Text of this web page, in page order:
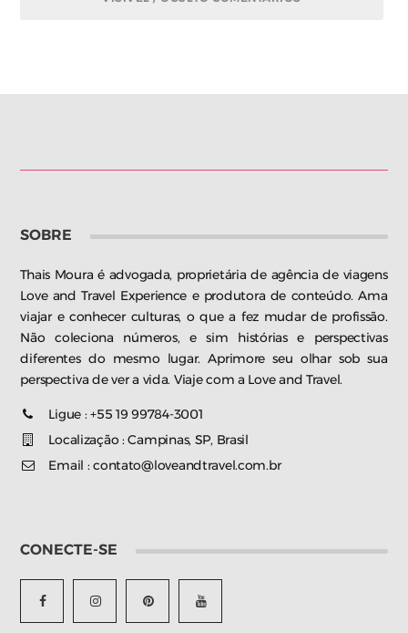
SOBRE
Thais Moura é advogada, proprietária de agência de viagens
Love and Travel Experience e produtora de conteúdo. Ama
viajar e conhecer culturas, o que a fez mudar de profissão.
Não coleciona números, e sim histórias e perspectivas
diferentes do mesmo lugar. Aprimore seu olhar sob sua
perspectiva de ver a vida. Viaje com a Love and Travel.
Ligue : +55 19 99784-3001
Localização : Campinas, SP, Brasil
Email : contato@loveandtravel.com.br
CONECTE-SE